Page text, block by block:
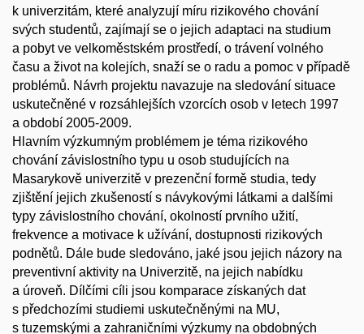
k univerzitám, které analyzují míru rizikového chování
svých studentů, zajímají se o jejich adaptaci na studium
a pobyt ve velkoměstském prostředí, o trávení volného
času a život na kolejích, snaží se o radu a pomoc v případě
problémů. Návrh projektu navazuje na sledování situace
uskutečněné v rozsáhlejších vzorcích osob v letech 1997
a období 2005-2009.
Hlavním výzkumným problémem je téma rizikového
chování závislostního typu u osob studujících na
Masarykově univerzitě v prezenční formě studia, tedy
zjištění jejich zkušeností s návykovými látkami a dalšími
typy závislostního chování, okolností prvního užití,
frekvence a motivace k užívání, dostupnosti rizikových
podnětů. Dále bude sledováno, jaké jsou jejich názory na
preventivní aktivity na Univerzitě, na jejich nabídku
a úroveň. Dílčími cíli jsou komparace získaných dat
s předchozími studiemi uskutečněnými na MU,
s tuzemskými a zahraničními výzkumy na obdobných